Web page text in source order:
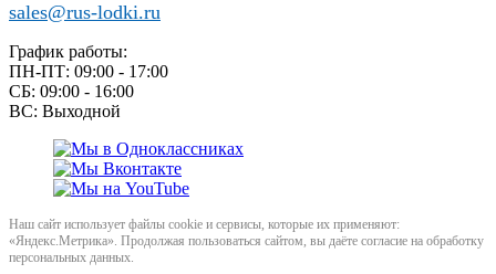
sales@rus-lodki.ru
График работы:
ПН-ПТ: 09:00 - 17:00
СБ: 09:00 - 16:00
ВС: Выходной
Наш сайт использует файлы cookie и сервисы, которые их применяют:
«Яндекс.Метрика». Продолжая пользоваться сайтом, вы даёте согласие на обработку
персональных данных.